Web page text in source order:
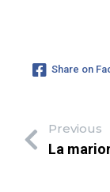
Share on
Previous
La